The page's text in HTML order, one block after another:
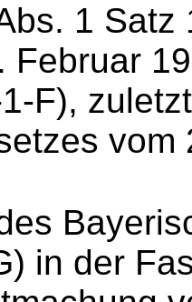
1 Satz
Februar
F),
vom
in der